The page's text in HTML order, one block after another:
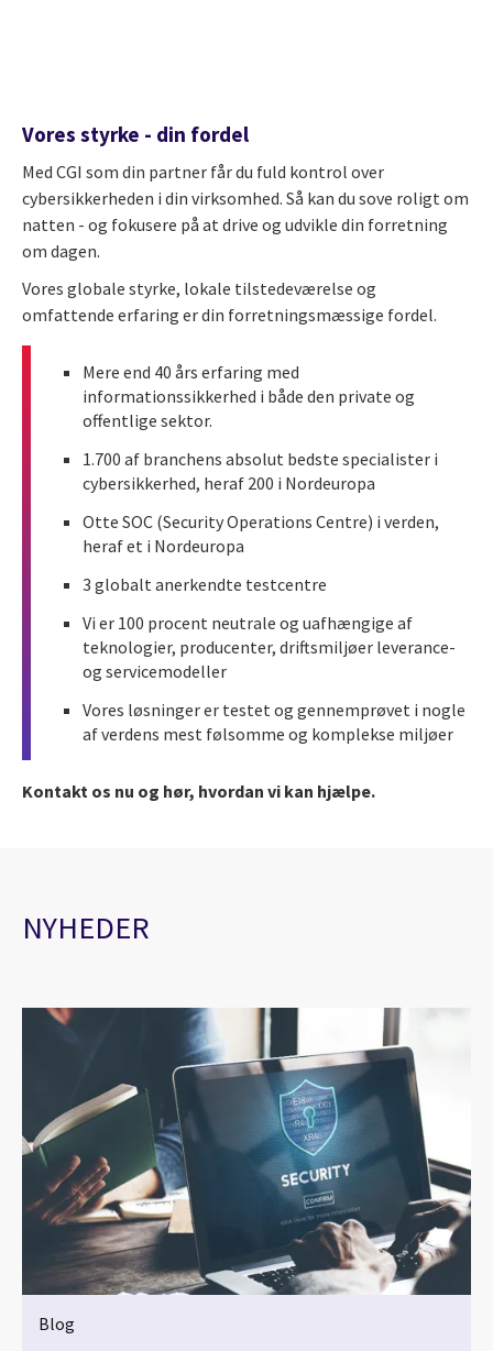
Vores styrke - din fordel
Med CGI som din partner får du fuld kontrol over
cybersikkerheden i din virksomhed. Så kan du sove roligt om
natten - og fokusere på at drive og udvikle din forretning
om dagen.
Vores globale styrke, lokale tilstedeværelse og
omfattende erfaring er din forretningsmæssige fordel.
Mere end 40 års erfaring med
informationssikkerhed i både den private og
offentlige sektor.
1.700 af branchens absolut bedste specialister i
cybersikkerhed, heraf 200 i Nordeuropa
Otte SOC (Security Operations Centre) i verden,
heraf et i Nordeuropa
3 globalt anerkendte testcentre
Vi er 100 procent neutrale og uafhængige af
teknologier, producenter, driftsmiljøer leverance-
og servicemodeller
Vores løsninger er testet og gennemprøvet i nogle
af verdens mest følsomme og komplekse miljøer
Kontakt os nu og hør, hvordan vi kan hjælpe.
NYHEDER
Blog